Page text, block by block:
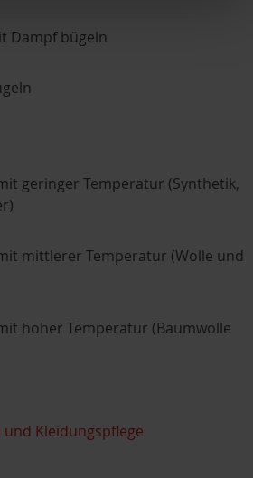
Dampf bügeln
geringer Temperatur (Synthetik,
mittlerer Temperatur (Wolle und
hoher Temperatur (Baumwolle
und Kleidungspflege